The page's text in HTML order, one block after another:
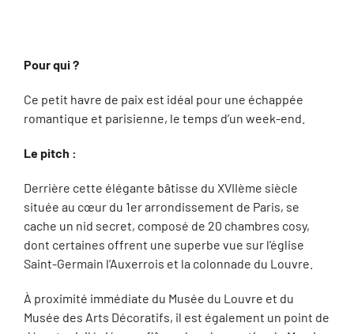
Pour qui ?
Ce petit havre de paix est idéal pour une échappée
romantique et parisienne, le temps d’un week-end.
Le pitch :
Derrière cette élégante bâtisse du XVIIème siècle
située au cœur du 1er arrondissement de Paris, se
cache un nid secret, composé de 20 chambres cosy,
dont certaines offrent une superbe vue sur l’église
Saint-Germain l’Auxerrois et la colonnade du Louvre.
À proximité immédiate du Musée du Louvre et du
Musée des Arts Décoratifs, il est également un point de